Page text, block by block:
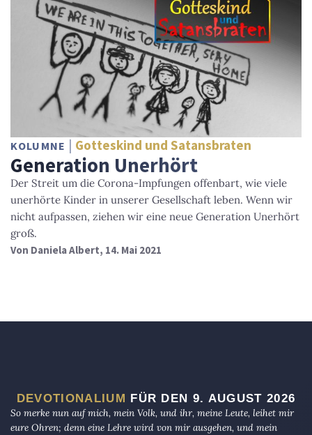
KOLUMNE Gotteskind und Satansbraten
Generation Unerhört
Der Streit um die Corona-Impfungen offenbart, wie viele
unerhörte Kinder in unserer Gesellschaft leben. Wenn wir
nicht aufpassen, ziehen wir eine neue Generation Unerhört
groß.
Von Daniela Albert, 14. Mai 2021
DEVOTIONALIUM FÜR DEN 9. AUGUST 2026
So merke nun auf mich, mein Volk, und ihr, meine Leute, leihet mir
eure Ohren; denn eine Lehre wird von mir ausgehen, und mein